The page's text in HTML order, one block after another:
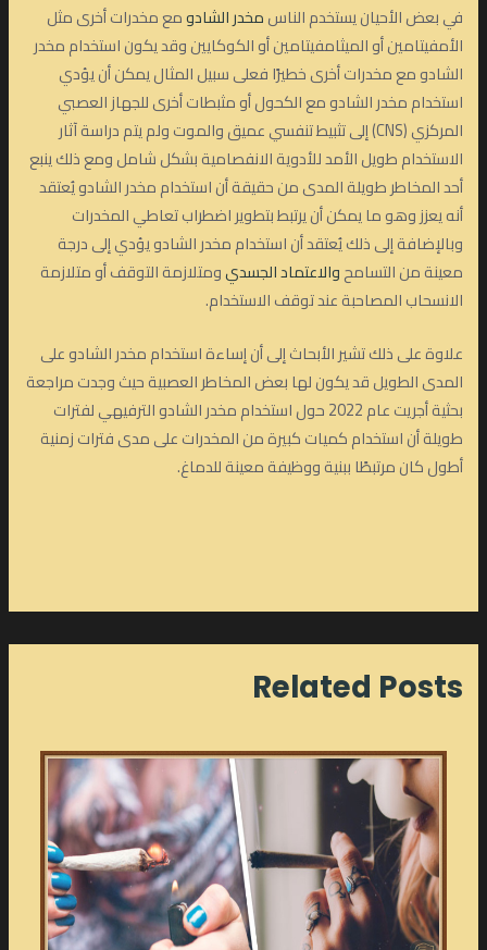
في بعض الأحيان يستخدم الناسمخدر الشادومع مخدرات أخرى مثل
الأمفيتامين أو الميثامفيتامين أو الكوكايين وقد يكون استخدام مخدر
الشادو مع مخدرات أخرى خطيرًا فعلى سبيل المثال يمكن أن يؤدي
استخدام مخدر الشادو مع الكحول أو مثبطات أخرى للجهاز العصبي
المركزي (CNS) إلى تثبيط تنفسي عميق والموت ولم يتم دراسة آثار
الاستخدام طويل الأمد للأدوية الانفصامية بشكل شامل ومع ذلك ينبع
أحد المخاطر طويلة المدى من حقيقة أن استخدام مخدر الشادو يُعتقد
أنه يعزز وهو ما يمكن أن يرتبط بتطوير اضطراب تعاطي المخدرات
وبالإضافة إلى ذلك يُعتقد أن استخدام مخدر الشادو يؤدي إلى درجة
معينة من التسامحوالاعتماد الجسديومتلازمة التوقف أو متلازمة
الانسحاب المصاحبة عند توقف الاستخدام.
علاوة على ذلك تشير الأبحاث إلى أن إساءة استخدام مخدر الشادو على
المدى الطويل قد يكون لها بعض المخاطر العصبية حيث وجدت مراجعة
بحثية أجريت عام 2022 حول استخدام مخدر الشادو الترفيهي لفترات
طويلة أن استخدام كميات كبيرة من المخدرات على مدى فترات زمنية
أطول كان مرتبطًا ببنية ووظيفة معينة للدماغ.
Related Posts